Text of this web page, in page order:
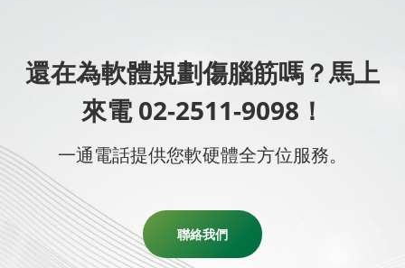
還在為軟體規劃傷腦筋嗎？馬上
來電 02-2511-9098！
一通電話提供您軟硬體全方位服務。
聯絡我們